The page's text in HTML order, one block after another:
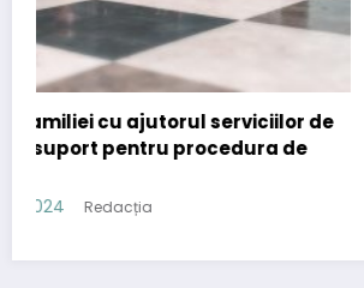
de
Importanța comunicatelor
strategia de content
septembrie 12, 2024